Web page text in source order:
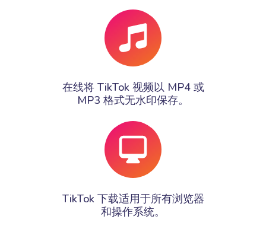
在线将 TikTok 视频以 MP4 或
MP3 格式无水印保存。
TikTok 下载适用于所有浏览器
和操作系统。